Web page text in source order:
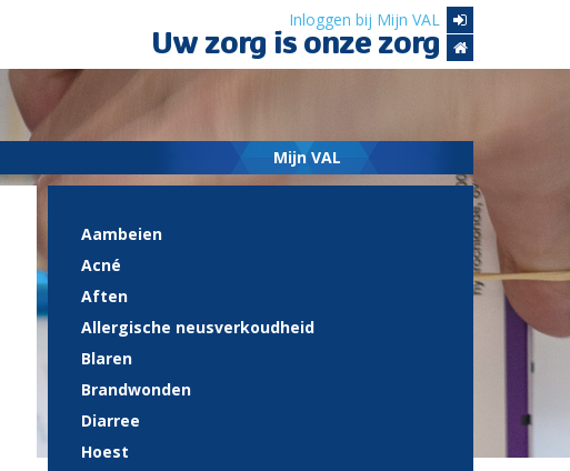
Inloggen bij Mijn VAL
Uw zorg is onze zorg
Mijn VAL
Aambeien
Acné
Aften
Allergische neusverkoudheid
Blaren
Brandwonden
Diarree
Hoest